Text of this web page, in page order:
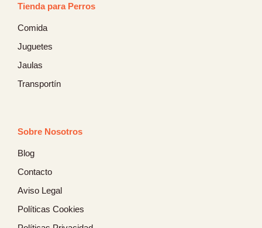
Tienda para Perros
Comida
Juguetes
Jaulas
Transportín
Sobre Nosotros
Blog
Contacto
Aviso Legal
Políticas Cookies